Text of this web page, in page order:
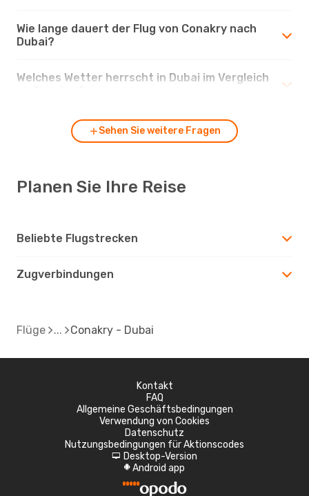
Wie lange dauert der Flug von Conakry nach
Dubai?
Welches Wetter herrscht in Dubai im Vergleich
Sehen Sie weitere Fragen
Planen Sie Ihre Reise
Beliebte Flugstrecken
Zugverbindungen
Flüge Conakry - Dubai
Kontakt
FAQ
Allgemeine Geschäftsbedingungen
Verwendung von Cookies
Datenschutz
Nutzungsbedingungen für Aktionscodes
d Desktop-Version
A Android app